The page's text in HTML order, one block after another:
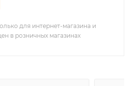
для интернет-магазина и
в розничных магазинах